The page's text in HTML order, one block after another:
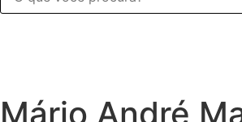
Mário André